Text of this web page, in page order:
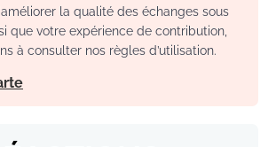
la qualité des échanges sous
que votre expérience de contribution,
à consulter nos règles d’utilisation.